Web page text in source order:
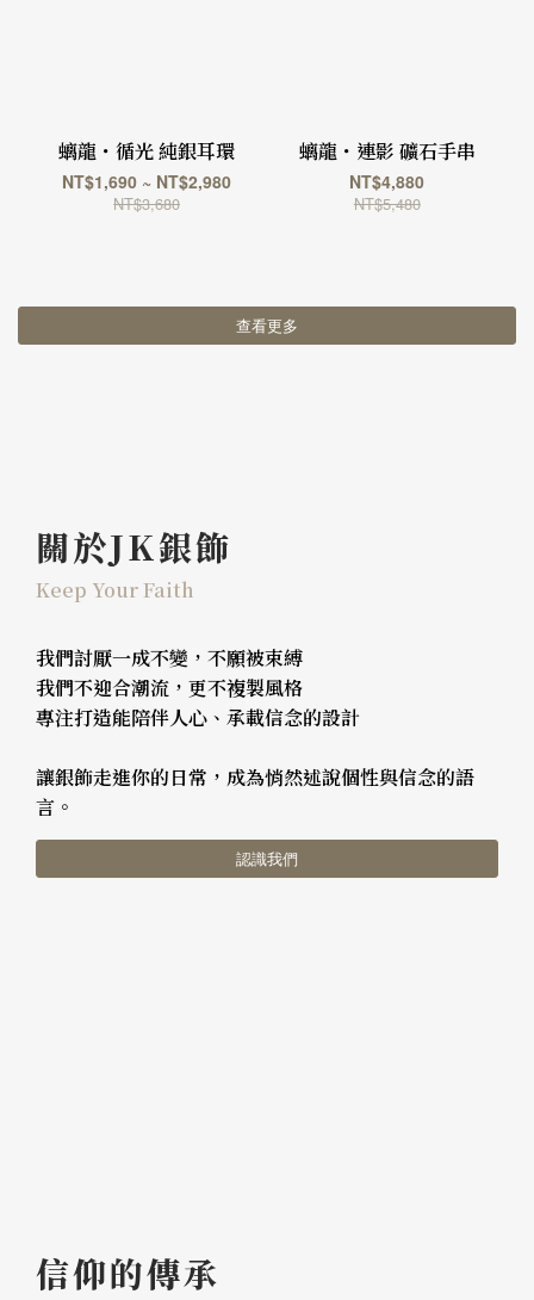
螭龍・循光 純銀耳環
NT$1,690 ~ NT$2,980
NT$3,680
螭龍・連影 礦石手串
NT$4,880
NT$5,480
查看更多
關於JK銀飾
Keep Your Faith
我們討厭一成不變，不願被束縛
我們不迎合潮流，更不複製風格
專注打造能陪伴人心、承載信念的設計
讓銀飾走進你的日常，成為悄然述說個性與信念的語
言。
認識我們
信仰的傳承